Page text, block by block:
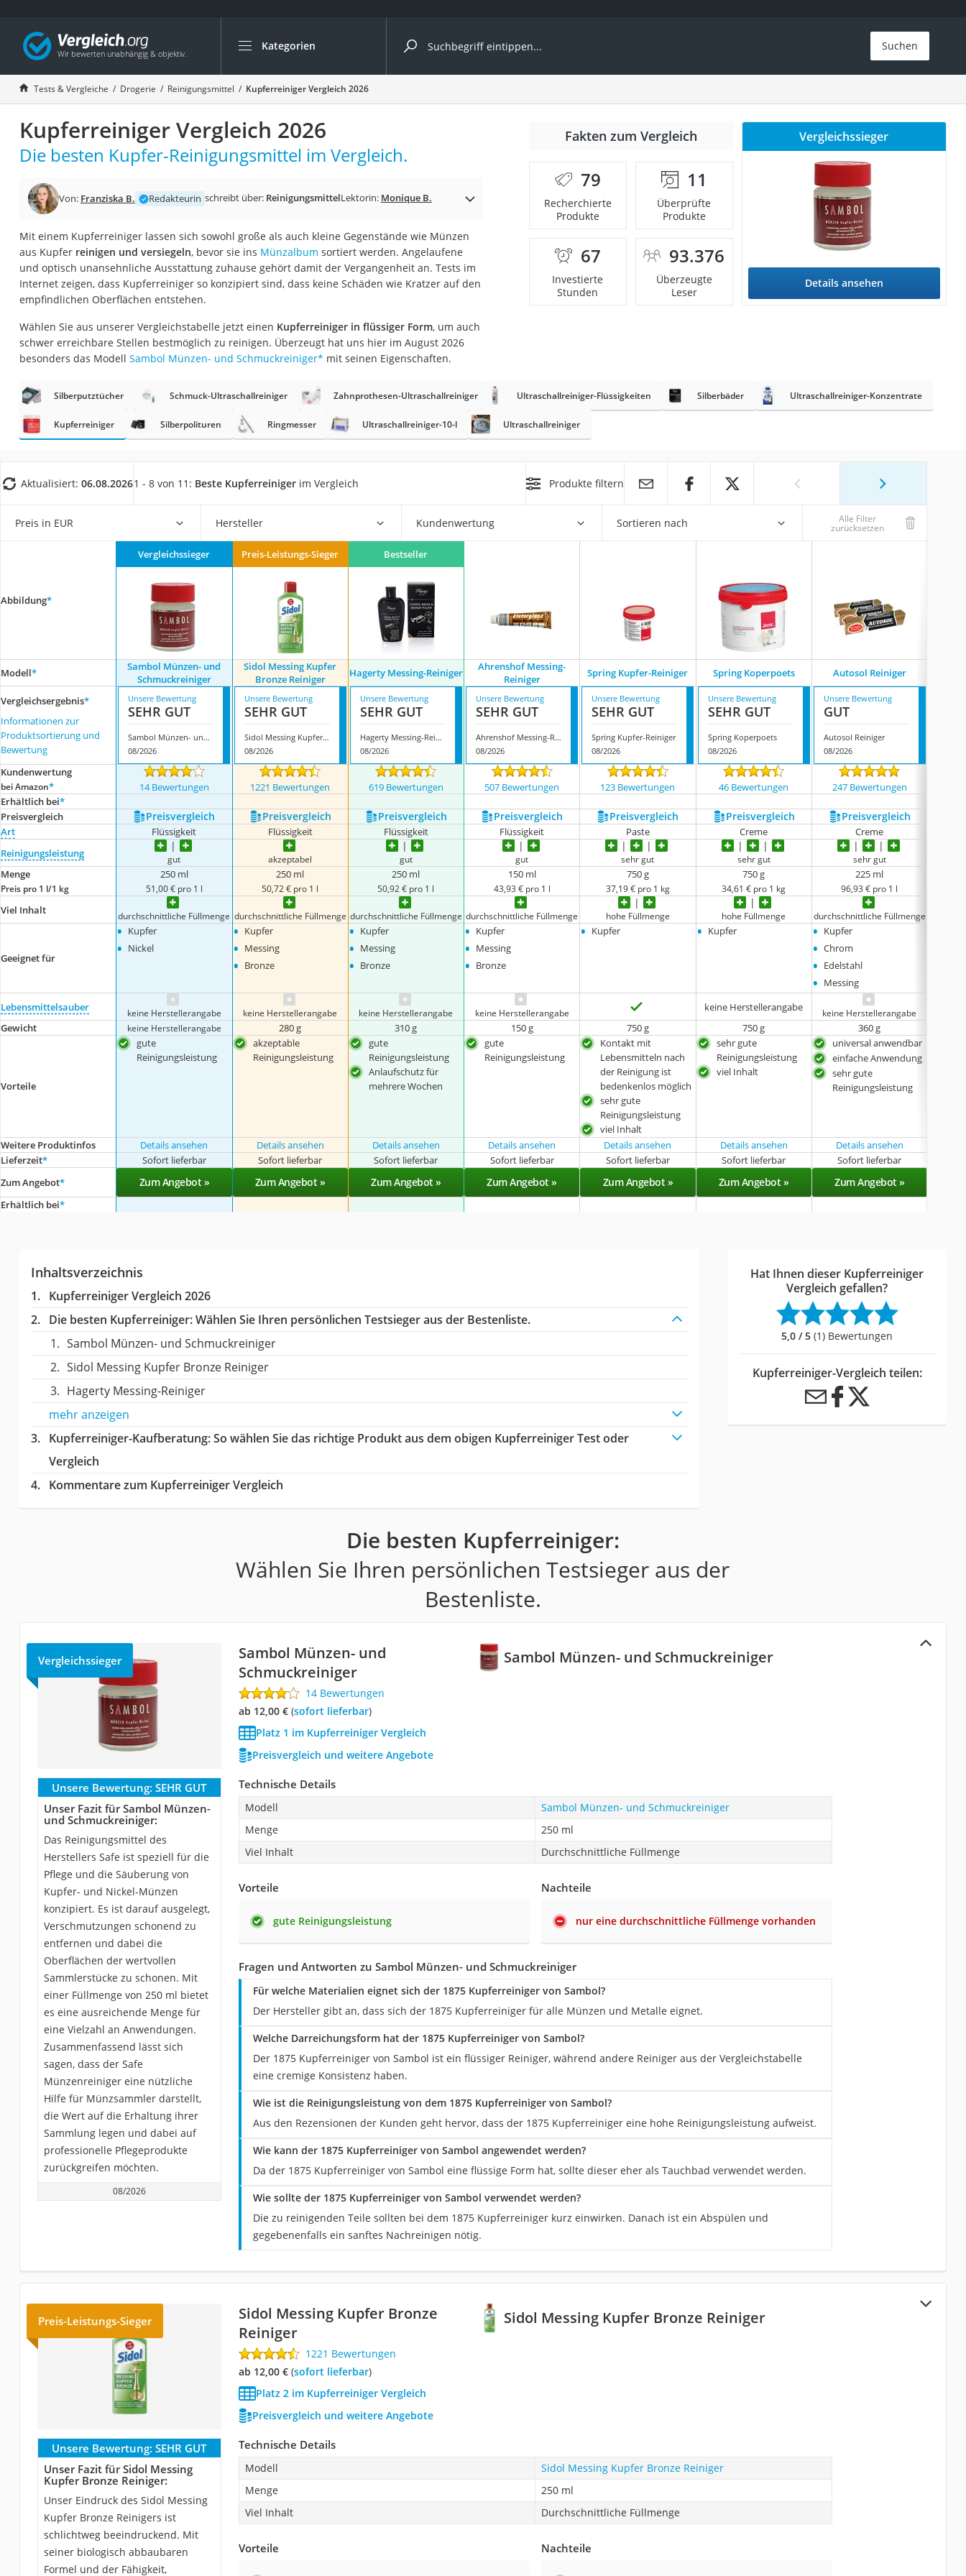
Kategorien
Die beliebtesten Vergleiche nach Kategorie
Drogerie
Inhalator
Haarschneider
Rollator
Braun Rasierer
Katzenklappe (Chip)
Masturbator
Massagepistole
Epilierer
Eiweißpulver
Magnesiumpräparat
Nackenmassagegerät
Zeckenschutz Katze
Schildkrötenhaus
Mineralfutter Pferd
Massagegerät
Service
Suchen
Tests & Vergleiche Drogerie Reinigungsmittel Kupferreiniger Vergleich 2026
Kupferreiniger Vergleich 2026
Die besten Kupfer-Reinigungsmittel im Vergleich.
Von: Franziska B. Redakteurin schreibt über: ReinigungsmittelLektorin: Monique B.
Mit einem Kupferreiniger lassen sich sowohl große als auch kleine Gegenstände wie Münzen
aus Kupfer reinigen und versiegeln, bevor sie ins Münzalbum sortiert werden. Angelaufene
und optisch unansehnliche Ausstattung zuhause gehört damit der Vergangenheit an. Tests im
Internet zeigen, dass Kupferreiniger so konzipiert sind, dass keine Schäden wie Kratzer auf den
empfindlichen Oberflächen entstehen.
Wählen Sie aus unserer Vergleichstabelle jetzt einen Kupferreiniger in flüssiger Form, um auch
schwer erreichbare Stellen bestmöglich zu reinigen. Überzeugt hat uns hier im August 2026
besonders das Modell Sambol Münzen- und Schmuckreiniger* mit seinen Eigenschaften.
Fakten zum Vergleich
79
Recherchierte
Produkte
11
Überprüfte
Produkte
67
Investierte
Stunden
93.376
Überzeugte
Leser
Vergleichssieger
Details ansehen
Silberputztücher Schmuck-Ultraschallreiniger Zahnprothesen-Ultraschallreiniger Ultraschallreiniger-Flüssigkeiten Silberbäder Ultraschallreiniger-Konzentrate
Kupferreiniger Silberpolituren Ringmesser Ultraschallreiniger-10-l Ultraschallreiniger
Aktualisiert: 06.08.20261 - 8 von 11: Beste Kupferreiniger im Vergleich Produkte filtern
Preis in EUR Hersteller Kundenwertung Sortieren nach Alle Filter
zurücksetzen
Abbildung*
Vergleichssieger Preis-Leistungs-Sieger Bestseller
Modell*
Sambol Münzen- und
Schmuckreiniger
Sidol Messing Kupfer
Bronze Reiniger
Hagerty Messing-Reiniger
Ahrenshof Messing-
Reiniger
Spring Kupfer-Reiniger Spring Koperpoets Autosol Reiniger
Vergleichsergebnis*
Informationen zur
Produktsortierung und
Bewertung
Unsere Bewertung
SEHR GUT
Sambol Münzen- und Schmuckreiniger
08/2026
Unsere Bewertung
SEHR GUT
Sidol Messing Kupfer Bronze Reiniger
08/2026
Unsere Bewertung
SEHR GUT
Hagerty Messing-Reiniger
08/2026
Unsere Bewertung
SEHR GUT
Ahrenshof Messing-Reiniger
08/2026
Unsere Bewertung
SEHR GUT
Spring Kupfer-Reiniger
08/2026
Unsere Bewertung
SEHR GUT
Spring Koperpoets
08/2026
Unsere Bewertung
GUT
Autosol Reiniger
08/2026
Kundenwertung
bei Amazon* 14 Bewertungen 1221 Bewertungen 619 Bewertungen 507 Bewertungen 123 Bewertungen 46 Bewertungen 247 Bewertungen
Erhältlich bei*
Preis­vergleich
Preis­vergleich Preis­vergleich Preis­vergleich Preis­vergleich Preis­vergleich Preis­vergleich Preis­vergleich
Art Flüssigkeit Flüssigkeit Flüssigkeit Flüssigkeit Paste Creme
Creme
Reinigungsleistung
gut akzeptabel gut gut sehr gut sehr gut sehr gut
Menge
Preis pro 1 l/1 kg
250 ml
51,00 € pro 1 l
250 ml
50,72 € pro 1 l
250 ml
50,92 € pro 1 l
150 ml
43,93 € pro 1 l
750 g
37,19 € pro 1 kg
750 g
34,61 € pro 1 kg
225 ml
96,93 € pro 1 l
Viel Inhalt durchschnittliche Füllmenge durchschnittliche Füllmenge durchschnittliche Füllmenge durchschnittliche Füllmenge hohe Füllmenge hohe Füllmenge durchschnittliche Füllmenge
Geeignet für
• Kupfer
• Nickel
• Kupfer
• Messing
• Bronze
• Kupfer
• Messing
• Bronze
• Kupfer
• Messing
• Bronze
• Kupfer • Kupfer • Kupfer
• Chrom
• Edelstahl
• Messing
Lebensmittelsauber
keine Herstellerangabe keine Herstellerangabe keine Herstellerangabe keine Herstellerangabe keine Herstellerangabe keine Herstellerangabe
Gewicht keine Herstellerangabe 280 g 310 g 150 g 750 g 750 g ‎360 g
Vorteile
gute
Reinigungsleistung
akzeptable
Reinigungsleistung
gute
Reinigungsleistung
Anlaufschutz für
mehrere Wochen
gute
Reinigungsleistung
Kontakt mit
Lebensmitteln nach
der Reinigung ist
bedenkenlos möglich
sehr gute
Reinigungsleistung
viel Inhalt
sehr gute
Reinigungsleistung
viel Inhalt
universal anwendbar
einfache Anwendung
sehr gute
Reinigungsleistung
Weitere Produktinfos
Details ansehen Details ansehen Details ansehen Details ansehen Details ansehen Details ansehen
Details ansehen
Lieferzeit* Sofort lieferbar Sofort lieferbar Sofort lieferbar Sofort lieferbar Sofort lieferbar Sofort lieferbar Sofort lieferbar
Zum Angebot* Zum Angebot » Zum Angebot » Zum Angebot » Zum Angebot » Zum Angebot » Zum Angebot » Zum Angebot »
Erhältlich bei*
Inhaltsverzeichnis
Kupferreiniger Vergleich 2026
Die besten Kupferreiniger:Wählen Sie Ihren persönlichen Testsieger aus der Bestenliste.
Sambol Münzen- und Schmuckreiniger
Sidol Messing Kupfer Bronze Reiniger
Hagerty Messing-Reiniger
mehr anzeigen
Kupferreiniger-Kaufberatung: So wählen Sie das richtige Produkt aus dem obigen Kupferreiniger Test oder
Vergleich
Kommentare zum Kupferreiniger Vergleich
Hat Ihnen dieser Kupferreiniger
Vergleich gefallen?
5,0 / 5 (1) Bewertungen
Kupferreiniger-Vergleich teilen:
Die besten Kupferreiniger:
Wählen Sie Ihren persönlichen Testsieger aus der
Bestenliste.
Sambol Münzen- und Schmuckreiniger
Vergleichssieger
Sambol Münzen- und
Schmuckreiniger
14 Bewertungen
ab 12,00 €( Sofort lieferbar)
Platz 1 im Kupferreiniger Vergleich
Preisvergleich und weitere Angebote
Unsere Bewertung: SEHR GUT
Unser Fazit für Sambol Münzen-
und Schmuckreiniger:
Das Reinigungsmittel des
Herstellers Safe ist speziell für die
Pflege und die Säuberung von
Kupfer- und Nickel-Münzen
konzipiert. Es ist darauf ausgelegt,
Verschmutzungen schonend zu
entfernen und dabei die
Oberflächen der wertvollen
Sammlerstücke zu schonen. Mit
einer Füllmenge von 250 ml bietet
es eine ausreichende Menge für
eine Vielzahl an Anwendungen.
Zusammenfassend lässt sich
sagen, dass der Safe
Münzenreiniger eine nützliche
Hilfe für Münzsammler darstellt,
die Wert auf die Erhaltung ihrer
Sammlung legen und dabei auf
professionelle Pflegeprodukte
zurückgreifen möchten.
08/2026
Technische Details
Modell
Sambol Münzen- und Schmuckreiniger
Menge
250 ml
Viel Inhalt
Durchschnittliche Füllmenge
Vorteile
gute Reinigungsleistung
Nachteile
nur eine durchschnittliche Füllmenge vorhanden
Fragen und Antworten zu Sambol Münzen- und Schmuckreiniger
Für welche Materialien eignet sich der 1875 Kupferreiniger von Sambol?
Der Hersteller gibt an, dass sich der 1875 Kupferreiniger für alle Münzen und Metalle eignet.
Welche Darreichungsform hat der 1875 Kupferreiniger von Sambol?
Der 1875 Kupferreiniger von Sambol ist ein flüssiger Reiniger, während andere Reiniger aus der Vergleichstabelle
eine cremige Konsistenz haben.
Wie ist die Reinigungsleistung von dem 1875 Kupferreiniger von Sambol?
Aus den Rezensionen der Kunden geht hervor, dass der 1875 Kupferreiniger eine hohe Reinigungsleistung aufweist.
Wie kann der 1875 Kupferreiniger von Sambol angewendet werden?
Da der 1875 Kupferreiniger von Sambol eine flüssige Form hat, sollte dieser eher als Tauchbad verwendet werden.
Wie sollte der 1875 Kupferreiniger von Sambol verwendet werden?
Die zu reinigenden Teile sollten bei dem 1875 Kupferreiniger kurz einwirken. Danach ist ein Abspülen und
gegebenenfalls ein sanftes Nachreinigen nötig.
Sidol Messing Kupfer Bronze Reiniger
Preis-Leistungs-Sieger
Sidol Messing Kupfer Bronze
Reiniger
1221 Bewertungen
ab 12,00 €( Sofort lieferbar)
Platz 2 im Kupferreiniger Vergleich
Preisvergleich und weitere Angebote
Unsere Bewertung: SEHR GUT
Unser Fazit für Sidol Messing
Kupfer Bronze Reiniger:
Unser Eindruck des Sidol Messing
Kupfer Bronze Reinigers ist
schlichtweg beeindruckend. Mit
seiner biologisch abbaubaren
Formel und der Fähigkeit,
Technische Details
Modell
Sidol Messing Kupfer Bronze Reiniger
Menge
250 ml
Viel Inhalt
Durchschnittliche Füllmenge
Vorteile Nachteile